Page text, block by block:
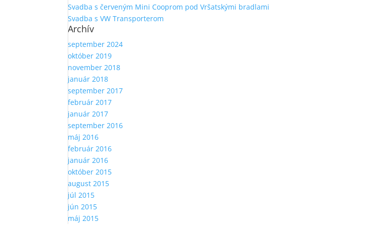
Svadba s červeným Mini Cooprom pod Vršatskými bradlami
Svadba s VW Transporterom
Archív
september 2024
október 2019
november 2018
január 2018
september 2017
február 2017
január 2017
september 2016
máj 2016
február 2016
január 2016
október 2015
august 2015
júl 2015
jún 2015
máj 2015